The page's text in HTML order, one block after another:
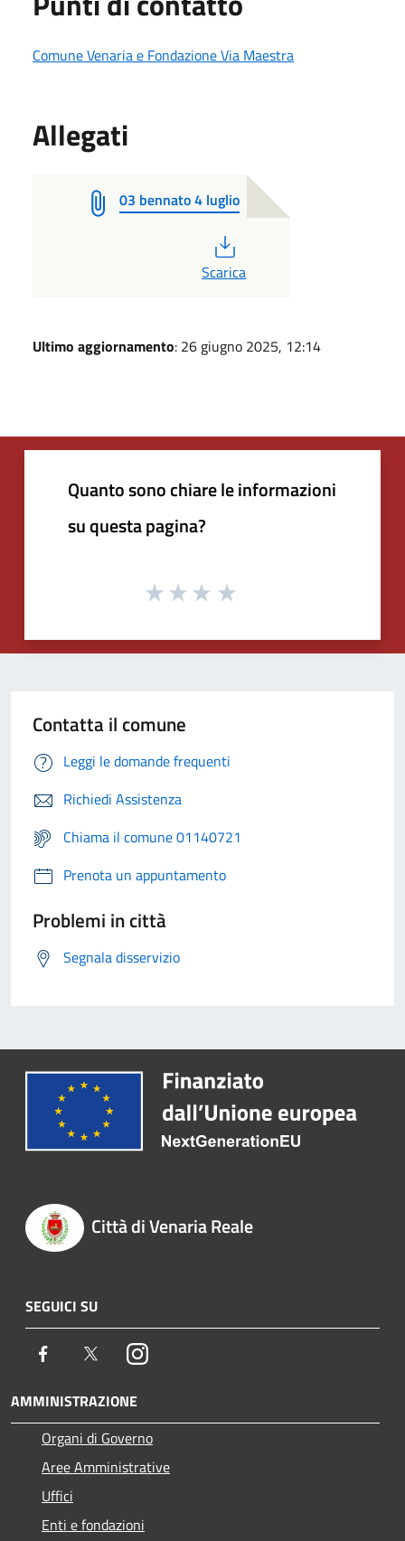
Comune Venaria e Fondazione Via Maestra
Allegati
03 bennato 4 luglio
Scarica
Ultimo aggiornamento: 26 giugno 2025, 12:14
Quanto sono chiare le informazioni
su questa pagina?
Contatta il comune
Leggi le domande frequenti
Richiedi Assistenza
Chiama il comune 01140721
Prenota un appuntamento
Problemi in città
Segnala disservizio
Città di Venaria Reale
SEGUICI SU
Facebook TwitterInstagram
AMMINISTRAZIONE
Organi di Governo
Aree Amministrative
Uffici
Enti e fondazioni